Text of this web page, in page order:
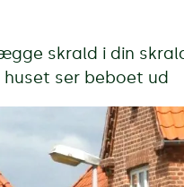
skrald i din
ser beboet ud